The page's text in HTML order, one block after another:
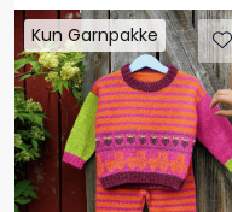
Kun Garnpakke